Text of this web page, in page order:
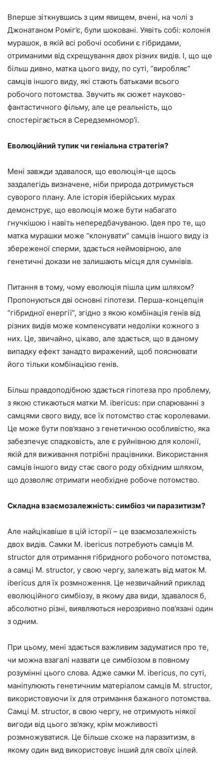
Вперше зіткнувшись з цим явищем, вчені, на чолі з
Джонатаном Роміг’є, були шоковані. Уявіть собі: колонія
мурашок, в якій всі робочі особини є гібридами,
отриманими від схрещування двох різних видів. І, що ще
більш дивно, матка цього виду, по суті, “виробляє”
самців іншого виду, які стають батьками всього
робочого потомства. Звучить як сюжет науково-
фантастичного фільму, але це реальність, що
спостерігається в Середземномор’ї.
Еволюційний тупик чи геніальна стратегія?
Мені завжди здавалося, що еволюція-це щось
заздалегідь визначене, ніби природа дотримується
суворого плану. Але історія іберійських мурах
демонструє, що еволюція може бути набагато
гнучкішою і навіть непередбачуваною. Ідея про те, що
матка мурашки може “клонувати” самців іншого виду із
збереженої сперми, здається неймовірною, але
генетичні докази не залишають місця для сумнівів.
Питання в тому, чому еволюція пішла цим шляхом?
Пропонуються дві основні гіпотези. Перша-концепція
“гібридної енергії”, згідно з якою комбінація генів від
різних видів може компенсувати недоліки кожного з
них. Це, звичайно, цікаво, але здається, що в даному
випадку ефект занадто виражений, щоб пояснювати
його тільки комбінацією генів.
Більш правдоподібною здається гіпотеза про проблему,
з якою стикаються матки M. ibericus: при спарюванні з
самцями свого виду, все їх потомство стає королевами.
Це може бути пов’язано з генетичною особливістю, яка
забезпечує спадковість, але є руйнівною для колонії,
якій для виживання потрібні працівники. Використання
самців іншого виду стає свого роду обхідним шляхом,
що дозволяє отримати необхідне робоче потомство.
Складна взаємозалежність: симбіоз чи паразитизм?
Але найцікавіше в цій історії – це взаємозалежність
двох видів. Самки M. ibericus потребують самців M.
structor для отримання гібридного робочого потомства,
а самці M. structor, у свою чергу, залежать від маток M.
ibericus для їх розмноження. Це незвичайний приклад
еволюційного симбіозу, в якому два види, здавалося б,
абсолютно різні, виявляються нерозривно пов’язані один
з одним.
При цьому, мені здається важливим задуматися про те,
чи можна взагалі назвати це симбіозом в повному
розумінні цього слова. Адже самки M. ibericus, по суті,
маніпулюють генетичним матеріалом самців M. structor,
використовуючи їх для отримання бажаного потомства.
Самці M. structor, в свою чергу, не отримують ніякої
вигоди від цього зв’язку, крім можливості
розмножуватися. Це більше схоже на паразитизм, в
якому один вид використовує інший для своїх цілей.